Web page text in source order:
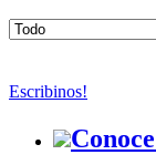
Escribinos!